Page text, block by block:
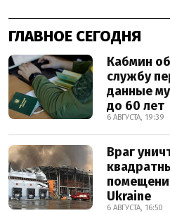
ГЛАВНОЕ СЕГОДНЯ
Кабмин
службу
данные
до 60 лет
6 АВГУСТА, 19:39
Враг
Ukraine
6 АВГУСТА, 16:50